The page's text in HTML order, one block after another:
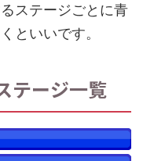
ステージごとに青
といいです。
テージ一覧